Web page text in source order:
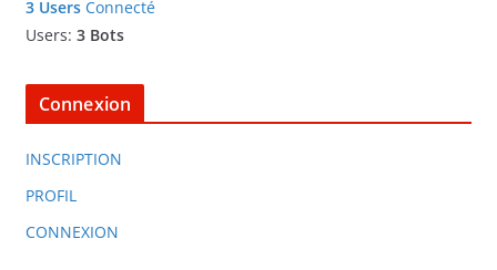
3 UsersConnecté
Users: 3 Bots
Connexion
INSCRIPTION
PROFIL
CONNEXION